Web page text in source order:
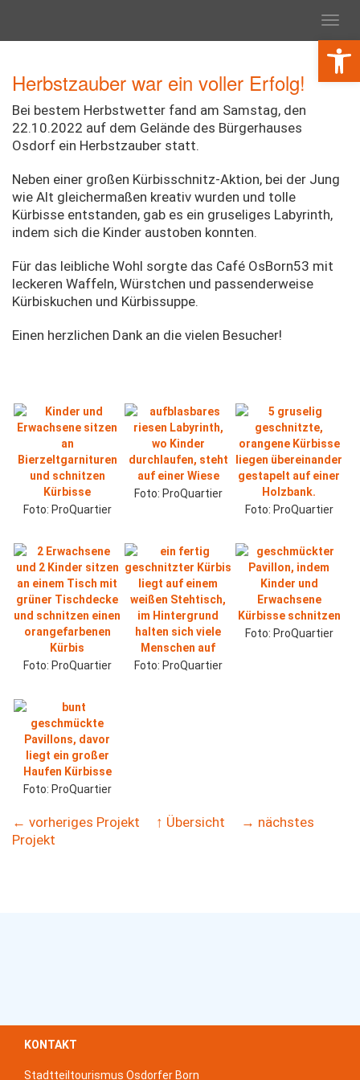
Herbstzauber war ein voller Erfolg!
Bei bestem Herbstwetter fand am Samstag, den
22.10.2022 auf dem Gelände des Bürgerhauses
Osdorf ein Herbstzauber statt.
Neben einer großen Kürbisschnitz-Aktion, bei der Jung
wie Alt gleichermaßen kreativ wurden und tolle
Kürbisse entstanden, gab es ein gruseliges Labyrinth,
indem sich die Kinder austoben konnten.
Für das leibliche Wohl sorgte das Café OsBorn53 mit
leckeren Waffeln, Würstchen und passenderweise
Kürbiskuchen und Kürbissuppe.
Einen herzlichen Dank an die vielen Besucher!
Foto: ProQuartier
Foto: ProQuartier
Foto: ProQuartier
Foto: ProQuartier Foto: ProQuartier
Foto: ProQuartier
Foto: ProQuartier
← vorheriges Projekt ↑ Übersicht
→ nächstes
Projekt
KONTAKT
Stadtteiltourismus Osdorfer Born